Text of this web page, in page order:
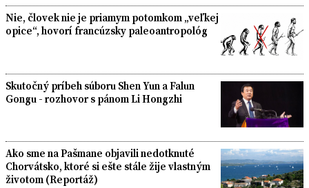
Nie, človek nie je priamym potomkom „veľkej
opice“, hovorí francúzsky paleoantropológ
Skutočný príbeh súboru Shen Yun a Falun
Gongu - rozhovor s pánom Li Hongzhi
Ako sme na Pašmane objavili nedotknuté
Chorvátsko, ktoré si ešte stále žije vlastným
životom (Reportáž)